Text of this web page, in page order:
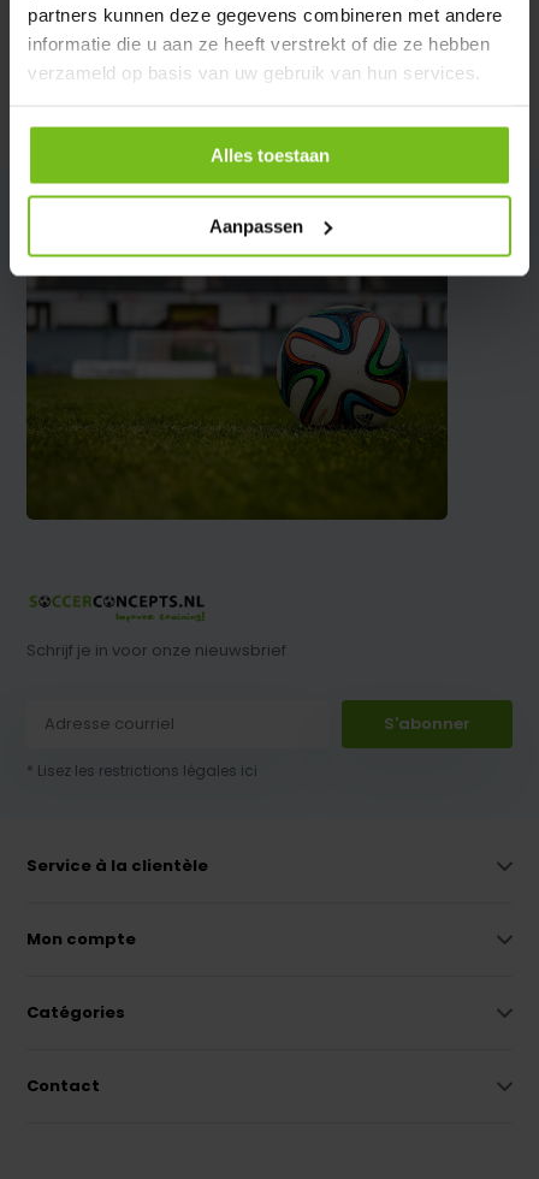
partners kunnen deze gegevens combineren met andere
informatie die u aan ze heeft verstrekt of die ze hebben
verzameld op basis van uw gebruik van hun services.
Alles toestaan
Aanpassen
Évaluations
Schrijf je in voor onze nieuwsbrief
S'abonner
* Lisez les restrictions légales ici
Service à la clientèle
Mon compte
Catégories
Contact